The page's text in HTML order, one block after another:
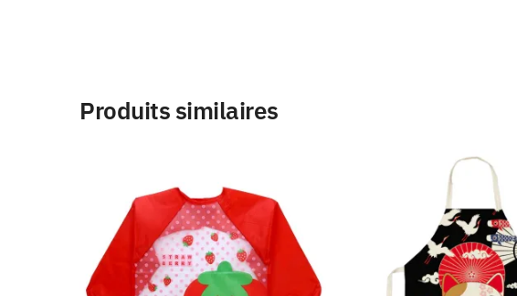
Produits similaires